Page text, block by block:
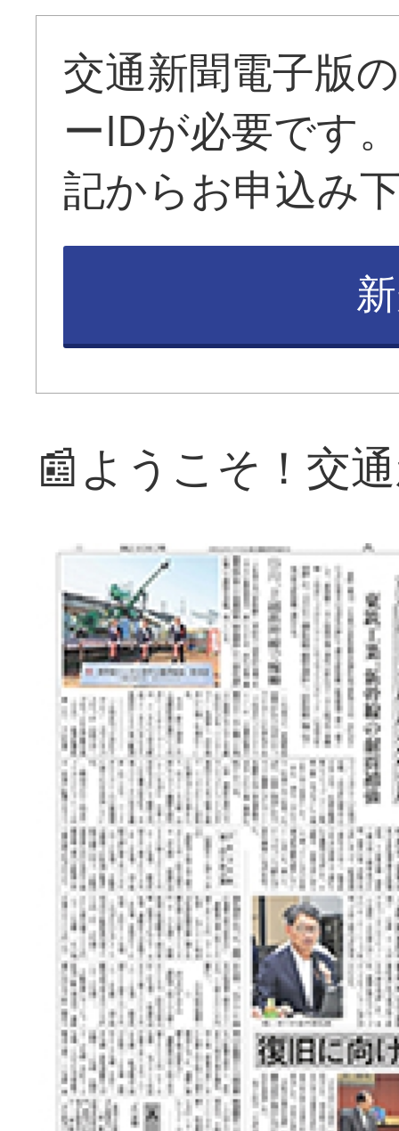
交通新聞電子版
ーIDが必要です
記からお申込み
📰ようこそ！交